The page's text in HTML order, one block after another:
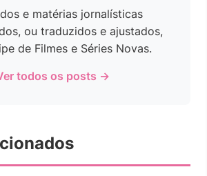
e matérias jornalísticas
ou traduzidos e ajustados,
de Filmes e Séries Novas.
todos os posts →